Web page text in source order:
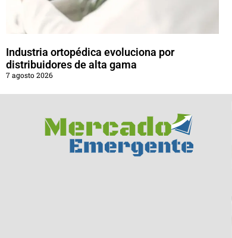
Industria ortopédica evoluciona por
distribuidores de alta gama
7 agosto 2026